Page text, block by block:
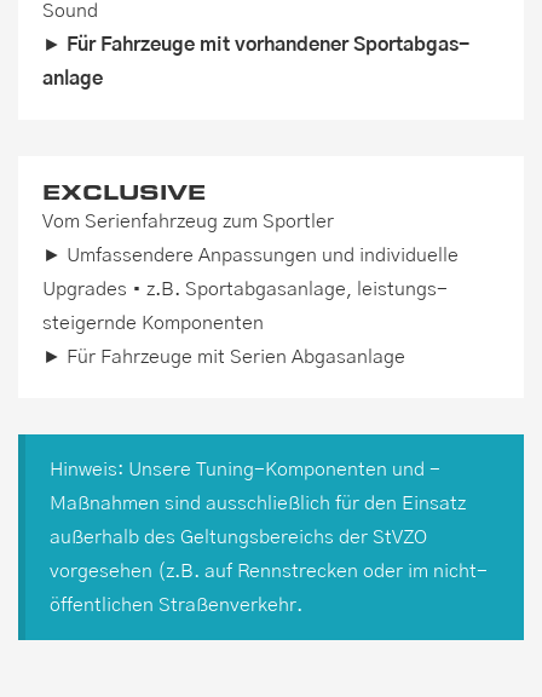
Sound
►
Für Fahrzeuge mit vorhandener Sport­abgas­
anlage
EXCLUSIVE
Vom Serienfahrzeug zum Sportler
► Umfassendere Anpassungen und individuelle
Upgrades • z.B. Sport­abgasanlage, leistungs­
steigernde Komponenten
► Für Fahrzeuge mit Serien Abgasanlage
Hinweis: Unsere Tuning-Komponenten und -
Maßnahmen sind ausschließlich für den Einsatz
außerhalb des Geltungsbereichs der StVZO
vorgesehen (z.B. auf Rennstrecken oder im nicht-
öffentlichen Straßenverkehr.